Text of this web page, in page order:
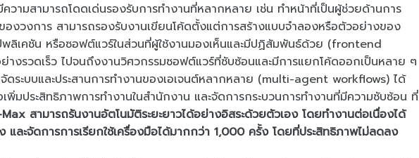
ความสามารถโดดเด่นรองรับการทำงานที่หลากหลาย เช่น ทำหน้าที่เป็นผู้ช่วยด้านการ
องวงการ สามารถรองรับงานเขียนโค้ดตั้งแต่การสร้างแบบจำลองหรือตัวอย่างของ
พลิเคชัน หรือซอฟต์แวร์ในส่วนที่ผู้ใช้งานมองเห็นและมีปฏิสัมพันธ์ด้วย (frontend
งรวดเร็ว ไปจนถึงงานวิศวกรรมซอฟต์แวร์ที่ซับซ้อนและมีการแยกโค้ดออกเป็นหลาย ๆ
ดระบบและประสานการทำงานของเอเจนต์หลากหลาย (multi-agent workflows) ได้
พิ่มประสิทธิภาพการทำงานในสำนักงาน และจัดการกระบวนการทำงานที่มีความซับซ้อน ที่
สามารถรันงานอัตโนมัติระยะยาวได้อย่างอิสระด้วยตัวเอง โดยทำงานต่อเนื่องได้
ละจัดการการเรียกใช้เครื่องมือได้มากกว่า 1,000 ครั้ง โดยที่ประสิทธิภาพไม่ลดลง